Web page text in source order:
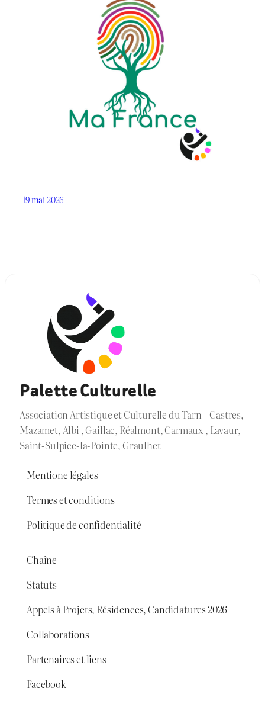
19 mai 2026
Palette Culturelle
Association Artistique et Culturelle du Tarn – Castres,
Mazamet, Albi , Gaillac, Réalmont, Carmaux , Lavaur,
Saint-Sulpice-la-Pointe, Graulhet
Mentione légales
Termes et conditions
Politique de confidentialité
Chaîne
Statuts
Appels à Projets, Résidences, Candidatures 2026
Collaborations
Partenaires et liens
Facebook